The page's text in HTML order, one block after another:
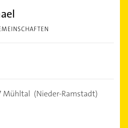
Mühltal (Nieder-Ramstadt)